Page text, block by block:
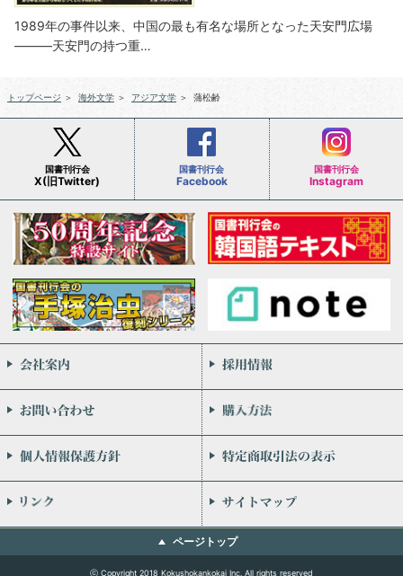
1989年の事件以来、中国の最も有名な場所となった天安門広場
―――天安門の持つ重…
トップページ ＞ 海外文学 ＞ アジア文学 ＞ 蒲松齢
国書刊行会
X(旧Twitter)
国書刊行会
Facebook
国書刊行会
Instagram
会社案内
お問い合わせ
個人情報保護方針
リンク
ページトップ
ⓒ Copyright 2018 Kokushokankokai Inc. All rights reserved